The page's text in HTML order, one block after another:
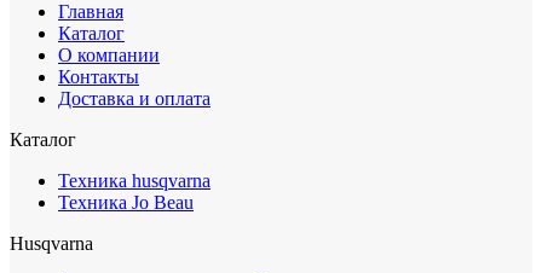
Главная
Каталог
О компании
Контакты
Доставка и оплата
Каталог
Техника husqvarna
Техника Jo Beau
Husqvarna